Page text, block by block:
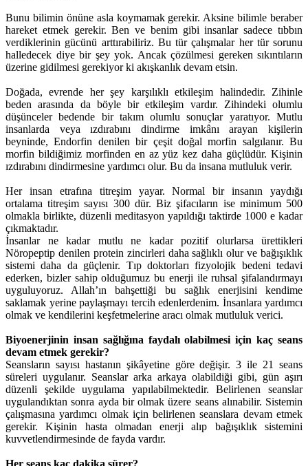
Bunu bilimin önüne asla koymamak gerekir. Aksine bilimle beraber
hareket etmek gerekir. Ben ve benim gibi insanlar sadece tıbbın
verdiklerinin gücünü arttırabiliriz. Bu tür çalışmalar her tür sorunu
halledecek diye bir şey yok. Ancak çözülmesi gereken sıkıntıların
üzerine gidilmesi gerekiyor ki akışkanlık devam etsin.
Doğada, evrende her şey karşılıklı etkileşim halindedir. Zihinle
beden arasında da böyle bir etkileşim vardır. Zihindeki olumlu
düşünceler bedende bir takım olumlu sonuçlar yaratıyor. Mutlu
insanlarda veya ızdırabını dindirme imkânı arayan kişilerin
beyninde, Endorfin denilen bir çeşit doğal morfin salgılanır. Bu
morfin bildiğimiz morfinden en az yüz kez daha güçlüdür. Kişinin
ızdırabını dindirmesine yardımcı olur. Bu da insana mutluluk verir.
Her insan etrafına titreşim yayar. Normal bir insanın yaydığı
ortalama titreşim sayısı 300 dür. Biz şifacıların ise minimum 500
olmakla birlikte, düzenli meditasyon yapıldığı taktirde 1000 e kadar
çıkmaktadır.
İnsanlar ne kadar mutlu ne kadar pozitif olurlarsa ürettikleri
Nöropeptip denilen protein zincirleri daha sağlıklı olur ve bağışıklık
sistemi daha da güçlenir. Tıp doktorları fizyolojik bedeni tedavi
ederken, bizler sahip olduğumuz bu enerji ile ruhsal şifalandırmayı
uyguluyoruz. Allah’ın bahşettiği bu sağlık enerjisini kendime
saklamak yerine paylaşmayı tercih edenlerdenim. İnsanlara yardımcı
olmak ve kendilerini keşfetmelerine aracı olmak mutluluk verici.
Biyoenerjinin insan sağlığına faydalı olabilmesi için kaç seans
devam etmek gerekir?
Seansların sayısı hastanın şikâyetine göre değişir. 3 ile 21 seans
süreleri uygulanır. Seanslar arka arkaya olabildiği gibi, gün aşırı
düzenli şekilde uygulama yapılabilmektedir. Belirlenen seanslar
uygulandıktan sonra ayda bir olmak üzere seans alınabilir. Sistemin
çalışmasına yardımcı olmak için belirlenen seanslara devam etmek
gerekir. Kişinin hasta olmadan enerji alıp bağışıklık sistemini
kuvvetlendirmesinde de fayda vardır.